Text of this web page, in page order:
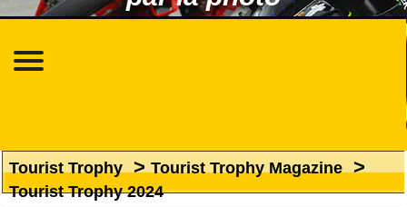
Tourist Trophy>Tourist Trophy Magazine>
Tourist Trophy 2024